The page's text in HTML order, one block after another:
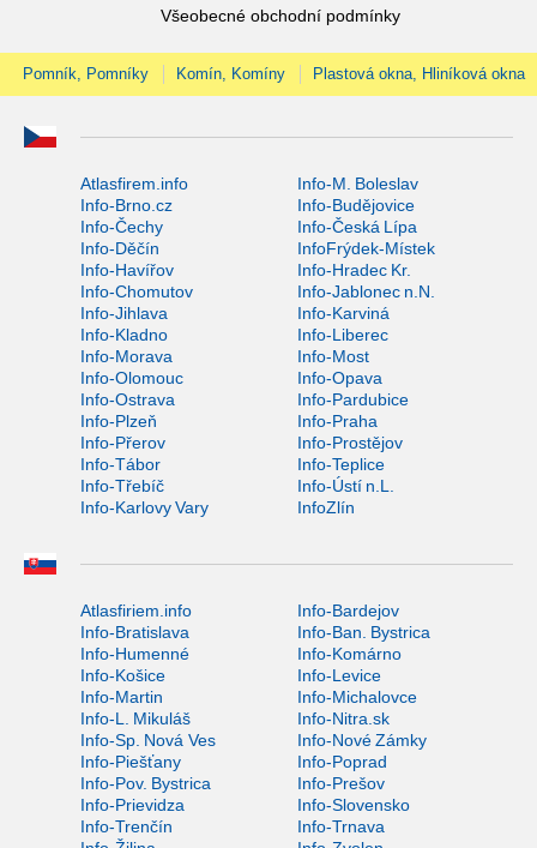
Všeobecné obchodní podmínky
Pomník, Pomníky Komín, Komíny Plastová okna, Hliníková okna
Atlasfirem.info
Info-M. Boleslav
Info-Brno.cz
Info-Budějovice
Info-Čechy
Info-Česká Lípa
Info-Děčín
InfoFrýdek-Místek
Info-Havířov
Info-Hradec Kr.
Info-Chomutov
Info-Jablonec n.N.
Info-Jihlava
Info-Karviná
Info-Kladno
Info-Liberec
Info-Morava
Info-Most
Info-Olomouc
Info-Opava
Info-Ostrava
Info-Pardubice
Info-Plzeň
Info-Praha
Info-Přerov
Info-Prostějov
Info-Tábor
Info-Teplice
Info-Třebíč
Info-Ústí n.L.
Info-Karlovy Vary
InfoZlín
Atlasfiriem.info
Info-Bardejov
Info-Bratislava
Info-Ban. Bystrica
Info-Humenné
Info-Komárno
Info-Košice
Info-Levice
Info-Martin
Info-Michalovce
Info-L. Mikuláš
Info-Nitra.sk
Info-Sp. Nová Ves
Info-Nové Zámky
Info-Piešťany
Info-Poprad
Info-Pov. Bystrica
Info-Prešov
Info-Prievidza
Info-Slovensko
Info-Trenčín
Info-Trnava